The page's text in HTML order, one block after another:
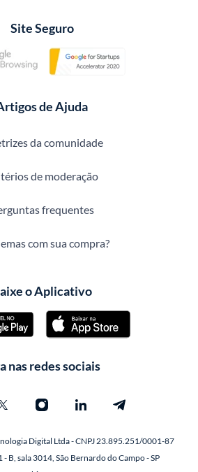
Site Seguro
de Ajuda
da comunidade
de moderação
frequentes
com sua compra?
o Aplicativo
nas redes sociais
Digital Ltda - CNPJ 23.895.251/0001-87
- B, sala 3014, São Bernardo do Campo - SP